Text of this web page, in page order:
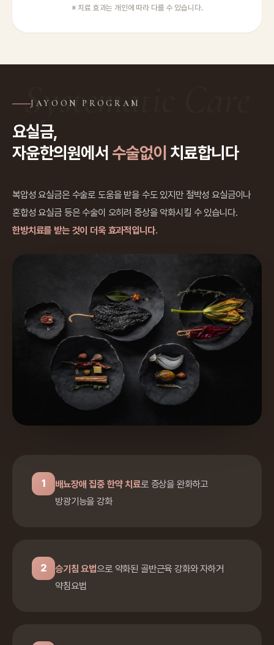
※ 치료 효과는 개인에 따라 다를 수 있습니다.
Systematic Care
JAYOON PROGRAM
요실금,
자윤한의원에서 수술없이 치료합니다
복압성 요실금은 수술로 도움을 받을 수도 있지만 절박성 요실금이나
혼합성 요실금 등은 수술이 오히려 증상을 악화시킬 수 있습니다.
한방치료를 받는 것이 더욱 효과적입니다.
1 배뇨장애 집중 한약 치료로 증상을 완화하고
방광기능을 강화
2 승기침 요법으로 약화된 골반근육 강화와 자하거
약침요법